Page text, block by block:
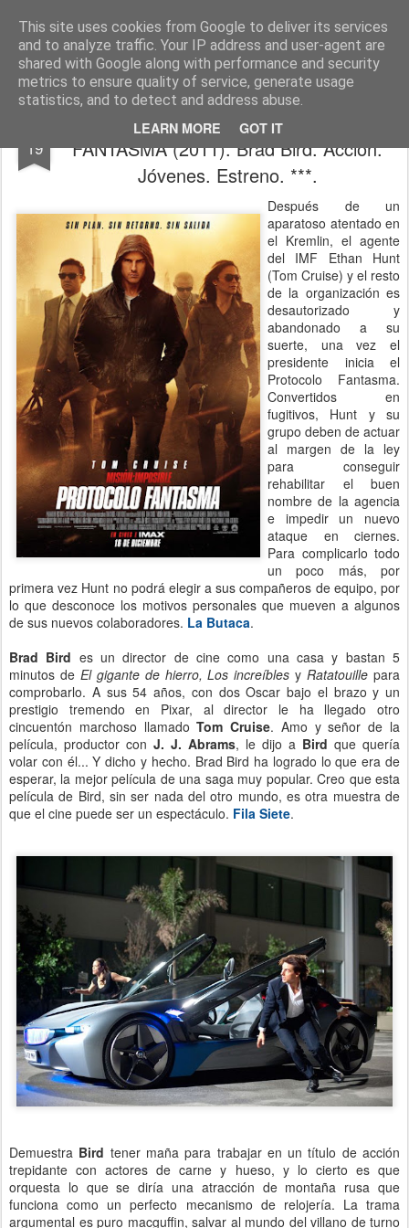
This site uses cookies from Google to deliver its services
and to analyze traffic. Your IP address and user-agent are
shared with Google along with performance and security
metrics to ensure quality of service, generate usage
statistics, and to detect and address abuse.
LEARN MORE GOT IT
CINE, LITERATURA Y VIDA Blog de Cine y Libros
19
MISIÓN IMPOSIBLE: PROTOCOLO
FANTASMA (2011). Brad Bird. Acción.
Jóvenes. Estreno. ***.
Después de un
aparatoso atentado en
el Kremlin, el agente
del IMF Ethan Hunt
(Tom Cruise) y el resto
de la organización es
desautorizado y
abandonado a su
suerte, una vez el
presidente inicia el
Protocolo Fantasma.
Convertidos en
fugitivos, Hunt y su
grupo deben de actuar
al margen de la ley
para conseguir
rehabilitar el buen
nombre de la agencia
e impedir un nuevo
ataque en ciernes.
Para complicarlo todo
un poco más, por
primera vez Hunt no podrá elegir a sus compañeros de equipo, por
lo que desconoce los motivos personales que mueven a algunos
de sus nuevos colaboradores. La Butaca.
Brad Bird es un director de cine como una casa y bastan 5
minutos de El gigante de hierro, Los increíblesyRatatouille para
comprobarlo. A sus 54 años, con dos Oscar bajo el brazo y un
prestigio tremendo en Pixar, al director le ha llegado otro
cincuentón marchoso llamadoTom Cruise. Amo y señor de la
película, productor con J. J. Abrams, le dijo a Bird que quería
volar con él... Y dicho y hecho. Brad Bird ha logrado lo que era de
esperar, la mejor película de una saga muy popular. Creo que esta
película de Bird, sin ser nada del otro mundo, es otra muestra de
que el cine puede ser un espectáculo. Fila Siete.
Demuestra Bird tener maña para trabajar en un título de acción
trepidante con actores de carne y hueso, y lo cierto es que
orquesta lo que se diría una atracción de montaña rusa que
funciona como un perfecto mecanismo de relojería. La trama
argumental es puro macguffin, salvar al mundo del villano de turno